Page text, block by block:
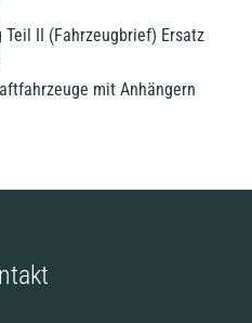
II (Fahrzeugbrief) Ersatz
mit Anhängern